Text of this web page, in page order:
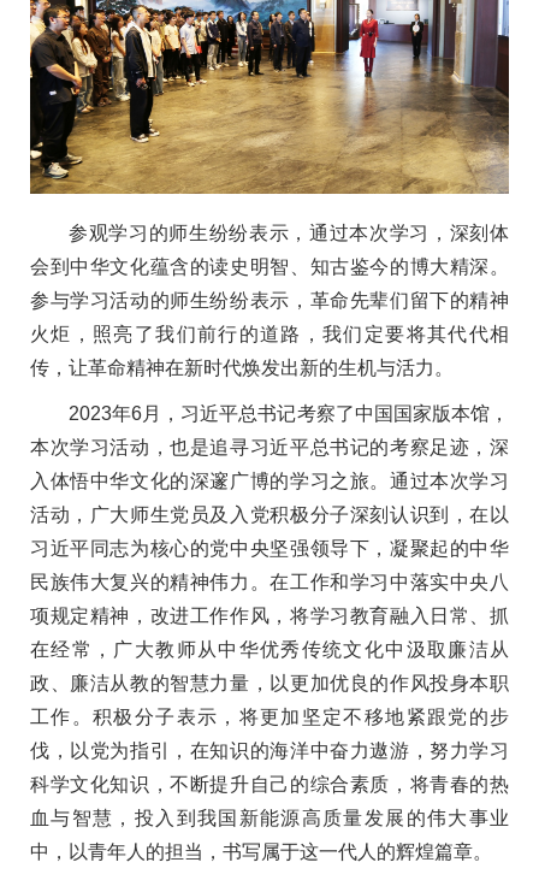
参观学习的师生纷纷表示，通过本次学习，深刻体
会到中华文化蕴含的读史明智、知古鉴今的博大精深。
参与学习活动的师生纷纷表示，革命先辈们留下的精神
火炬，照亮了我们前行的道路，我们定要将其代代相
传，让革命精神在新时代焕发出新的生机与活力。
2023年6月，习近平总书记考察了中国国家版本馆，
本次学习活动，也是追寻习近平总书记的考察足迹，深
入体悟中华文化的深邃广博的学习之旅。通过本次学习
活动，广大师生党员及入党积极分子深刻认识到，在以
习近平同志为核心的党中央坚强领导下，凝聚起的中华
民族伟大复兴的精神伟力。在工作和学习中落实中央八
项规定精神，改进工作作风，将学习教育融入日常、抓
在经常，广大教师从中华优秀传统文化中汲取廉洁从
政、廉洁从教的智慧力量，以更加优良的作风投身本职
工作。积极分子表示，将更加坚定不移地紧跟党的步
伐，以党为指引，在知识的海洋中奋力遨游，努力学习
科学文化知识，不断提升自己的综合素质，将青春的热
血与智慧，投入到我国新能源高质量发展的伟大事业
中，以青年人的担当，书写属于这一代人的辉煌篇章。